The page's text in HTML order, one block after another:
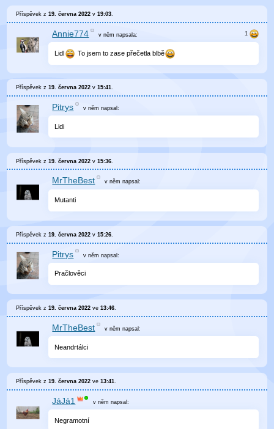
Příspěvek z19. června 2022 v19:03.
Annie774 v němnapsala:
Lidl To jsem to zase přečetla blbě
Příspěvek z19. června 2022 v15:41.
Pitrys v němnapsal:
Lidi
Příspěvek z19. června 2022 v15:36
MrTheBest v němnapsal:
Mutanti
Příspěvek z19. června 2022 v15:26
Pitrys v němnapsal:
Pračlověci
Příspěvek z19. června 2022 ve13:46.
MrTheBest v němnapsal:
Neandrtálci
Příspěvek z19. června 2022 ve13:41.
JáJá1 v něm napsal:
Negramotní